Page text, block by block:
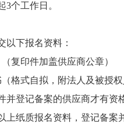
个工作日。
下报名资料：
印件加盖供应商公章）
式自拟，附法人及被授权
登记备案的供应商才有资
纸质报名资料，登记备案